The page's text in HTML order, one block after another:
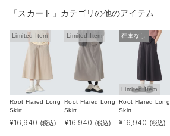
「スカート」カテゴリの他のアイテム
Limited Item
Root Flared Long
Skirt
¥16,940 (税込)
Limited Item
Root Flared Long
Skirt
¥16,940 (税込)
在庫なし
Limited Item
Root Flared Long
Skirt
¥16,940 (税込)